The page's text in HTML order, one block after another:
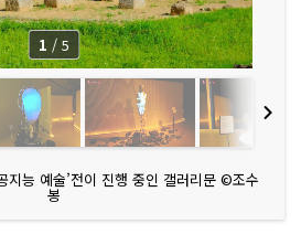
지능 예술’전이 진행 중인 갤러리문 ©조수
봉
1 / 5